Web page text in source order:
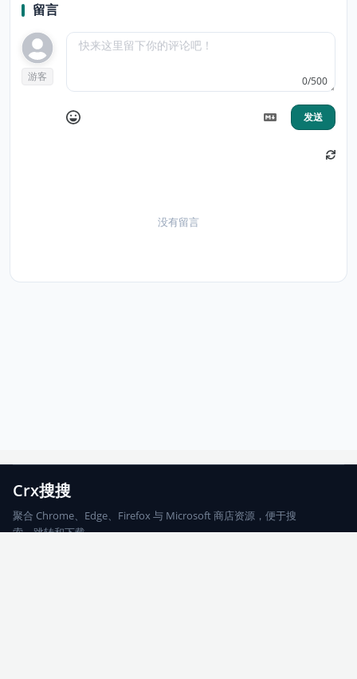
留言
游客 0/500
发送
没有留言
Crx搜搜
聚合 Chrome、Edge、Firefox 与 Microsoft 商店资源，便于搜
索、跳转和下载。